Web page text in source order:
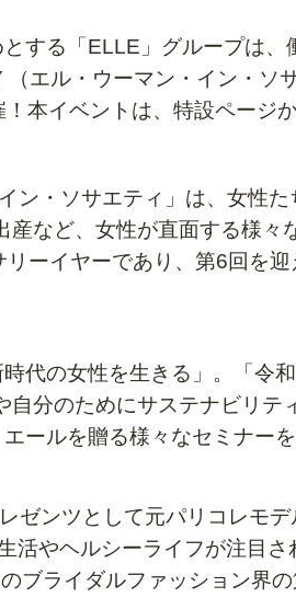
する「ELLE」グループは、
エル・ウーマン・イン・ソ
本イベントは、特設ページ
ン・ソサエティ」は、 女性た
産など、女性が直面する様々
ーイヤーであり、 第6回を迎
代の女性を生きる」。
「令
自分のためにサステナビリテ
ールを贈る様々なセミナーを
ンツとして元パリコレモデ
活やヘルシーライフが注目さ
ブライダルファッション界